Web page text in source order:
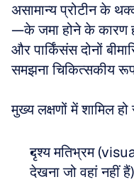
असामान्य प्रोटीन के
—के जमा होने के कारण
और पार्किंसंस दोनों
समझना चिकित्सकीय रूप
मुख्य लक्षणों में शामिल
दृश्य मतिभ्रम
देखना जो वहां नहीं हैं)